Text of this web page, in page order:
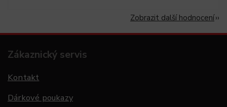
Zobrazit další hodnocení
Zákaznický servis
Kontakt
Dárkové poukazy